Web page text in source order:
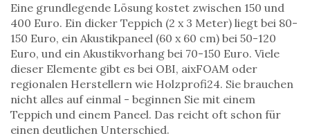
Eine grundlegende Lösung kostet zwischen 150 und
400 Euro. Ein dicker Teppich (2 x 3 Meter) liegt bei 80-
150 Euro, ein Akustikpaneel (60 x 60 cm) bei 50-120
Euro, und ein Akustikvorhang bei 70-150 Euro. Viele
dieser Elemente gibt es bei OBI, aixFOAM oder
regionalen Herstellern wie Holzprofi24. Sie brauchen
nicht alles auf einmal - beginnen Sie mit einem
Teppich und einem Paneel. Das reicht oft schon für
einen deutlichen Unterschied.